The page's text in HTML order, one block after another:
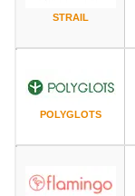
STRAIL
POLYGLOTS